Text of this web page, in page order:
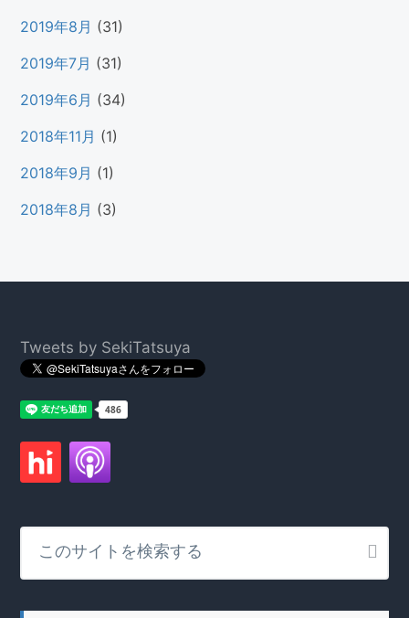
2019年8月 (31)
2019年7月 (31)
2019年6月 (34)
2018年11月 (1)
2018年9月 (1)
2018年8月 (3)
Footer
Tweets by SekiTatsuya
サ